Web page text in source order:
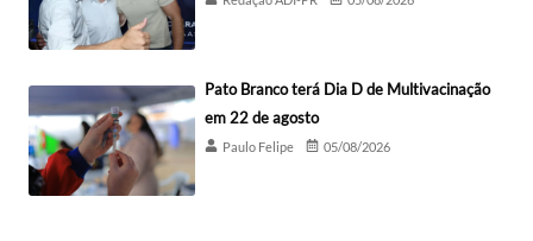
Pato Branco terá Dia D de Multivacinação
em 22 de agosto
Paulo Felipe 05/08/2026